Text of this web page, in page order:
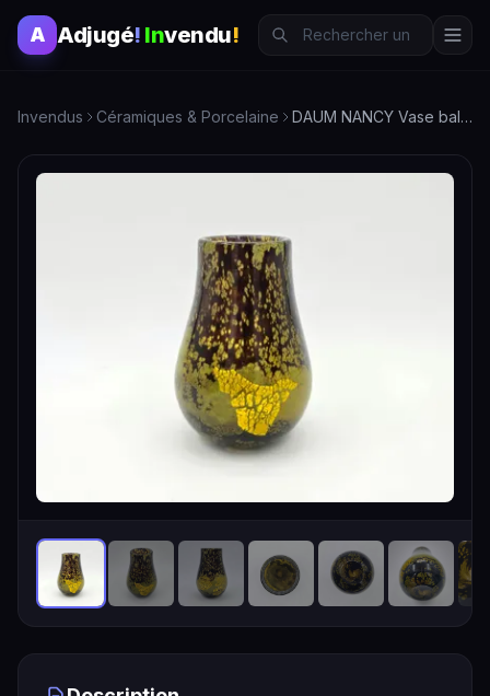
A Adjugé! Invendu!
Invendus Céramiques & Porcelaine DAUM NANCY Vase balustre en verre mélangé avec inclusions